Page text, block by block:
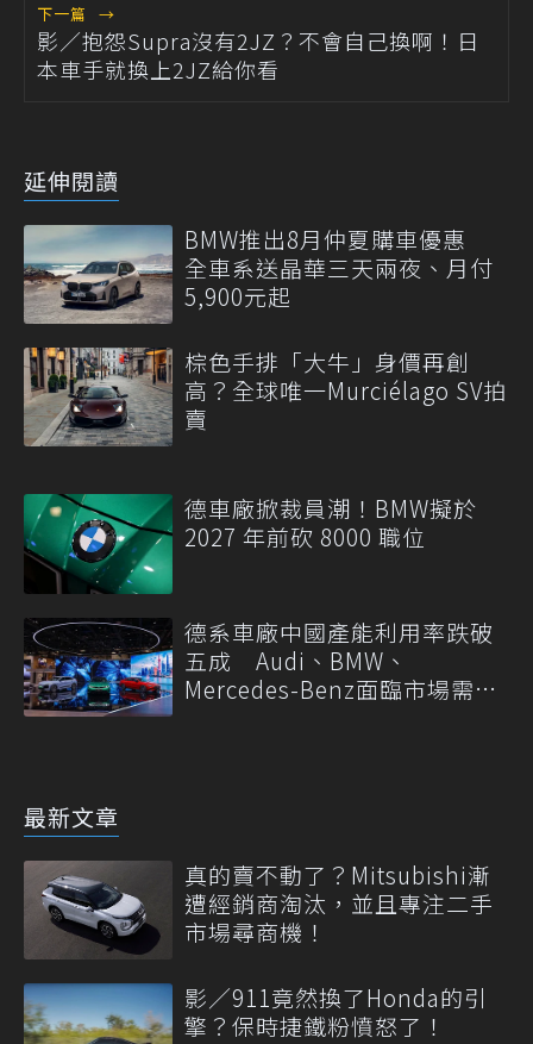
下一篇 →
影／抱怨Supra沒有2JZ？不會自己換啊！日
本車手就換上2JZ給你看
延伸閱讀
BMW推出8月仲夏購車優惠
全車系送晶華三天兩夜、月付
5,900元起
棕色手排「大牛」身價再創
高？全球唯一Murciélago SV拍
賣
德車廠掀裁員潮！BMW擬於
2027 年前砍 8000 職位
德系車廠中國產能利用率跌破
五成 Audi、BMW、
Mercedes-Benz面臨市場需求
最新文章
真的賣不動了？Mitsubishi漸
遭經銷商淘汰，並且專注二手
市場尋商機！
影／911竟然換了Honda的引
擎？保時捷鐵粉憤怒了！